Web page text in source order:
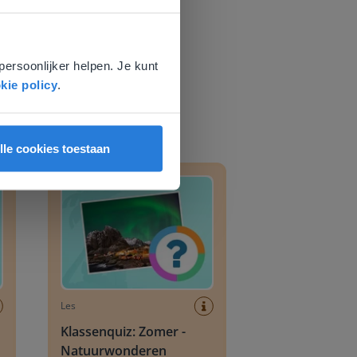
helpen. Je kunt
policy.
cookies toestaan
Klassenquiz: Zomer - Natuurwonderen
Les
Klassenquiz: Zomer -
Natuurwonderen